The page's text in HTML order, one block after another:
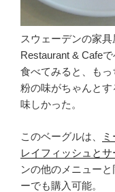
スウェーデンの家
Restaurant & Cafe
食べてみると、も
粉の味がちゃんと
味しかった。
このベーグルは、
レイフィッシュと
ンの他のメニュー
ーでも購入可能。